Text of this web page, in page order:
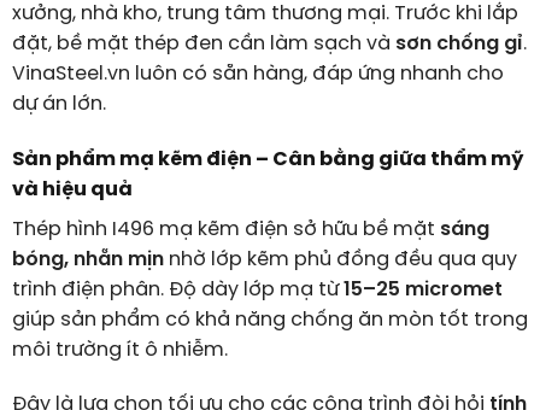
xưởng, nhà kho, trung tâm thương mại. Trước khi lắp
đặt, bề mặt thép đen cần làm sạch và sơn chống gỉ.
VinaSteel.vn luôn có sẵn hàng, đáp ứng nhanh cho
dự án lớn.
Sản phẩm mạ kẽm điện – Cân bằng giữa thẩm mỹ
và hiệu quả
Thép hình I496 mạ kẽm điện sở hữu bề mặt sáng
bóng, nhẵn mịnnhờ lớp kẽm phủ đồng đều qua quy
trình điện phân. Độ dày lớp mạ từ15–25 micromet
giúp sản phẩm có khả năng chống ăn mòn tốt trong
môi trường ít ô nhiễm.
Đây là lựa chọn tối ưu cho các công trình đòi hỏi tính